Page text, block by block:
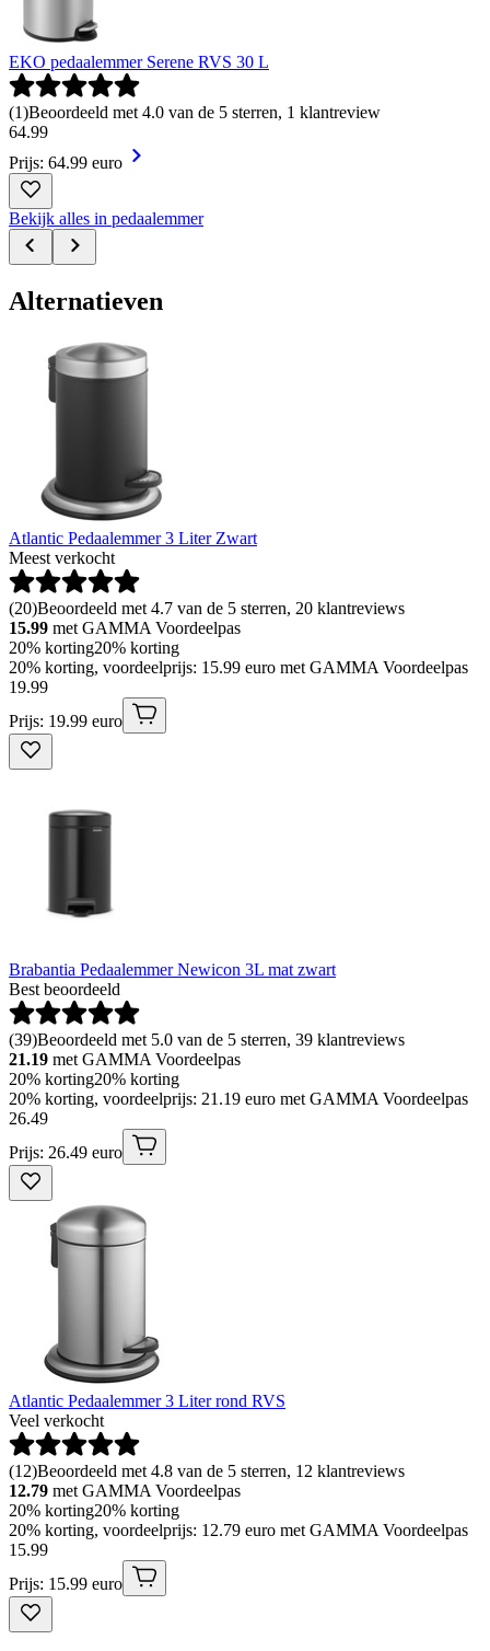
EKO pedaalemmer Serene RVS 30 L
(1)Beoordeeld met 4.0 van de 5 sterren, 1 klantreview
64.99
Prijs: 64.99 euro
Bekijk alles in pedaalemmer
Alternatieven
Atlantic Pedaalemmer 3 Liter Zwart
Meest verkocht
(20)Beoordeeld met 4.7 van de 5 sterren, 20 klantreviews
15.99 met GAMMA Voordeelpas
20% korting20% korting
20% korting, voordeelprijs: 15.99 euro met GAMMA Voordeelpas
19.99
Prijs: 19.99 euro
Brabantia Pedaalemmer Newicon 3L mat zwart
Best beoordeeld
(39)Beoordeeld met 5.0 van de 5 sterren, 39 klantreviews
21.19 met GAMMA Voordeelpas
20% korting20% korting
20% korting, voordeelprijs: 21.19 euro met GAMMA Voordeelpas
26.49
Prijs: 26.49 euro
Atlantic Pedaalemmer 3 Liter rond RVS
Veel verkocht
(12)Beoordeeld met 4.8 van de 5 sterren, 12 klantreviews
12.79 met GAMMA Voordeelpas
20% korting20% korting
20% korting, voordeelprijs: 12.79 euro met GAMMA Voordeelpas
15.99
Prijs: 15.99 euro